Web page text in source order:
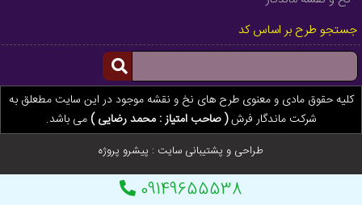
جستجو طرح بر اساس کد
کلیه حقوق مادی و معنوی طرح های نخ و نقشه موجود در این سایت مطعلق به
شرکت ماندگار فرش( صاحب امتیاز : محمد رضایی )می باشد.
طراحی و پشتیبانی سایت : پیشرو پروژه
09149655538